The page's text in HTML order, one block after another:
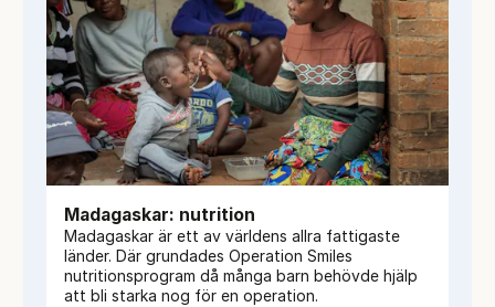
Madagaskar: nutrition
Madagaskar är ett av världens allra fattigaste
länder. Där grundades Operation Smiles
nutritionsprogram då många barn behövde hjälp
att bli starka nog för en operation.